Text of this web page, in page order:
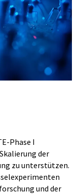
Phase I
der
zu unterstützen.
und der